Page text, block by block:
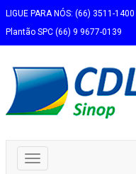
LIGUE PARA NÓS: (66) 3511-1400
Plantão SPC (66) 9 9677-0139